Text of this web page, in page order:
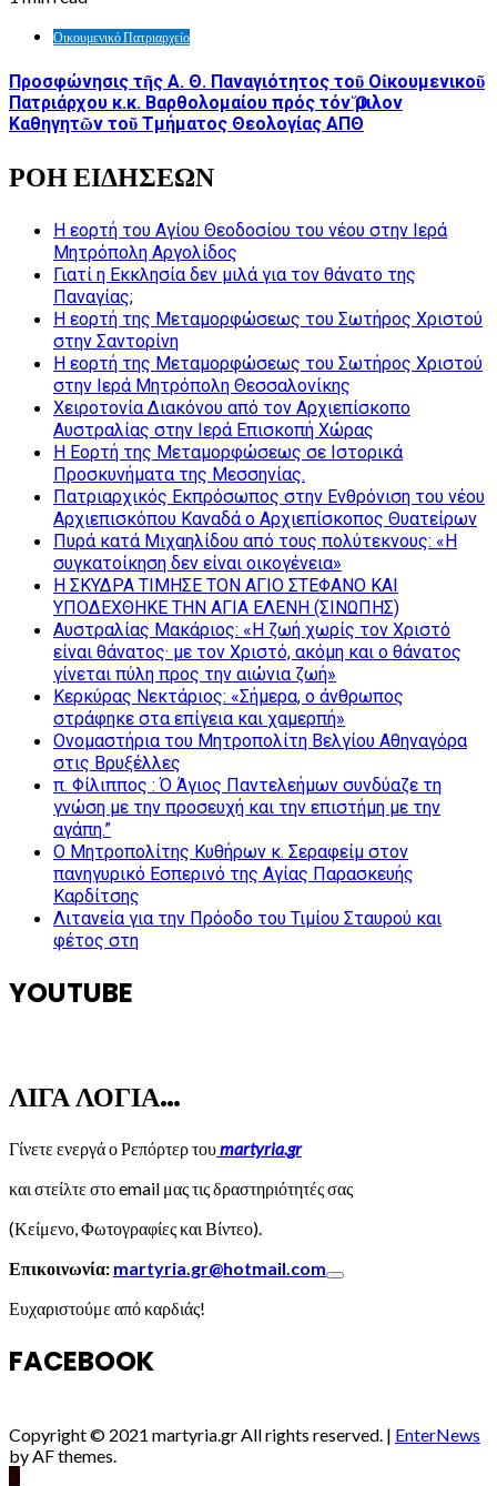
Οικουμενικό Πατριαρχείο
Προσφώνησις τῆς Α. Θ. Παναγιότητος τοῦ Οἰκουμενικοῦ
Πατριάρχου κ.κ. Βαρθολομαίου πρός τόν Ὅμιλον
Καθηγητῶν τοῦ Τμήματος Θεολογίας ΑΠΘ
ΡΟΗ ΕΙΔΗΣΕΩΝ
Η εορτή του Αγίου Θεοδοσίου του νέου στην Ιερά
Μητρόπολη Αργολίδος
Γιατί η Εκκλησία δεν μιλά για τον θάνατο της
Παναγίας;
Η εορτή της Μεταμορφώσεως του Σωτήρος Χριστού
στην Σαντορίνη
Η εορτή της Μεταμορφώσεως του Σωτήρος Χριστού
στην Ιερά Μητρόπολη Θεσσαλονίκης
Χειροτονία Διακόνου από τον Αρχιεπίσκοπο
Αυστραλίας στην Ιερά Επισκοπή Χώρας
Η Εορτή της Μεταμορφώσεως σε Ιστορικά
Προσκυνήματα της Μεσσηνίας.
Πατριαρχικός Εκπρόσωπος στην Ενθρόνιση του νέου
Αρχιεπισκόπου Καναδά ο Αρχιεπίσκοπος Θυατείρων
Πυρά κατά Μιχαηλίδου από τους πολύτεκνους: «Η
συγκατοίκηση δεν είναι οικογένεια»
Η ΣΚΥΔΡΑ ΤΙΜΗΣΕ ΤΟΝ ΑΓΙΟ ΣΤΕΦΑΝΟ ΚΑΙ
ΥΠΟΔΕΧΘΗΚΕ ΤΗΝ ΑΓΙΑ ΕΛΕΝΗ (ΣΙΝΩΠΗΣ)
Αυστραλίας Μακάριος: «Η ζωή χωρίς τον Χριστό
είναι θάνατος· με τον Χριστό, ακόμη και ο θάνατος
γίνεται πύλη προς την αιώνια ζωή»
Κερκύρας Νεκτάριος: «Σήμερα, ο άνθρωπος
στράφηκε στα επίγεια και χαμερπή»
Ονομαστήρια του Μητροπολίτη Βελγίου Αθηναγόρα
στις Βρυξέλλες
π. Φίλιππος : Ό Άγιος Παντελεήμων συνδύαζε τη
γνώση με την προσευχή και την επιστήμη με την
αγάπη.”
Ο Μητροπολίτης Κυθήρων κ. Σεραφείμ στον
πανηγυρικό Εσπερινό της Αγίας Παρασκευής
Καρδίτσης
Λιτανεία για την Πρόοδο του Τιμίου Σταυρού και
φέτος στη
YOUTUBE
ΛΙΓΑ ΛΟΓΙΑ…
Γίνετε ενεργά ο Ρεπόρτερ τουmartyria.gr
και στείλτε στο email μας τις δραστηριότητές σας
(Κείμενο, Φωτογραφίες και Βίντεο).
Επικοινωνία: martyria.gr@hotmail.com
Ευχαριστούμε από καρδιάς!
FACEBOOK
Copyright © 2021 martyria.gr All rights reserved. | EnterNews
by AF themes.